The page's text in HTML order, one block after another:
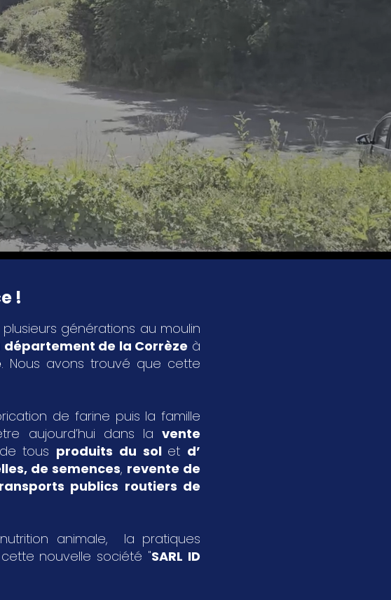
!
générations au moulin
département de la Corrèze à
. Nous avons trouvé que cette
de farine puis la famille
aujourd’hui dans la vente
tous produits du sol et d’
de semences, revente de
publics routiers de
animale, la pratiques
nouvelle société "SARL ID